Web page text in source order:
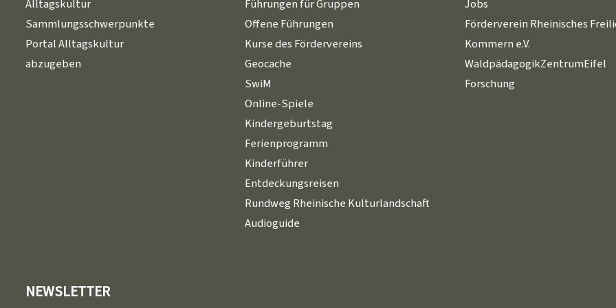
Alltagskultur
Sammlungsschwerpunkte
Portal Alltagskultur
abzugeben
Führungen für Gruppen
Offene Führungen
Kurse des Fördervereins
Geocache
SwiM
Online-Spiele
Kindergeburtstag
Ferienprogramm
Kinderführer
Entdeckungsreisen
Rundweg Rheinische Kulturlandschaft
Audioguide
Jobs
Förderverein Rheinisches
Kommern e.V.
WaldpädagogikZentrumEifel
Forschung
NEWSLETTER